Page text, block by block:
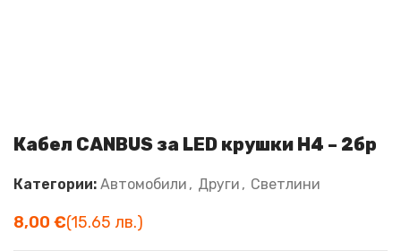
Кабел CANBUS за LED крушки H4 – 2бр
Категории: Автомобили , Други , Светлини
€